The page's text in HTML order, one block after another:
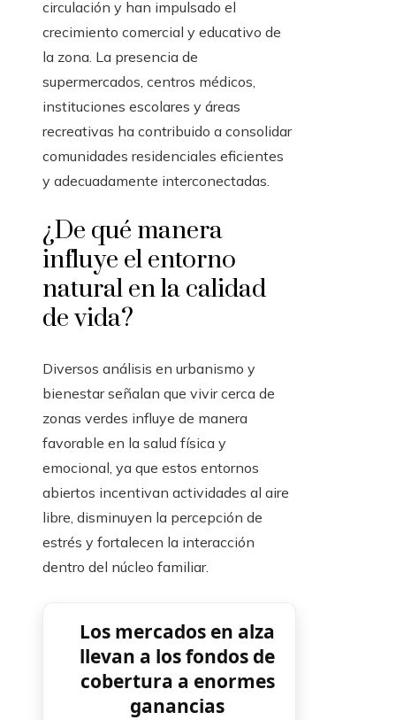
circulación y han impulsado el
crecimiento comercial y educativo de
la zona. La presencia de
supermercados, centros médicos,
instituciones escolares y áreas
recreativas ha contribuido a consolidar
comunidades residenciales eficientes
y adecuadamente interconectadas.
¿De qué manera
influye el entorno
natural en la calidad
de vida?
Diversos análisis en urbanismo y
bienestar señalan que vivir cerca de
zonas verdes influye de manera
favorable en la salud física y
emocional, ya que estos entornos
abiertos incentivan actividades al aire
libre, disminuyen la percepción de
estrés y fortalecen la interacción
dentro del núcleo familiar.
Los mercados en alza
llevan a los fondos de
cobertura a enormes
ganancias